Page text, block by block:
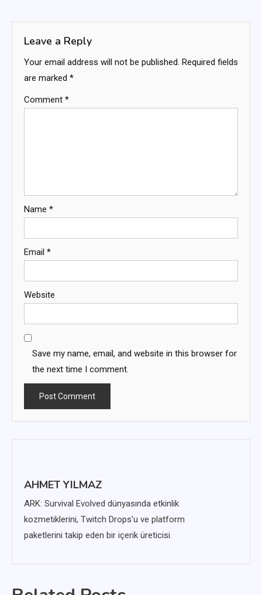
Leave a Reply
Your email address will not be published. Required fields
are marked *
Comment *
Name *
Email *
Website
Save my name, email, and website in this browser for
the next time I comment.
AHMET YILMAZ
ARK: Survival Evolved dünyasında etkinlik
kozmetiklerini, Twitch Drops'u ve platform
paketlerini takip eden bir içerik üreticisi.